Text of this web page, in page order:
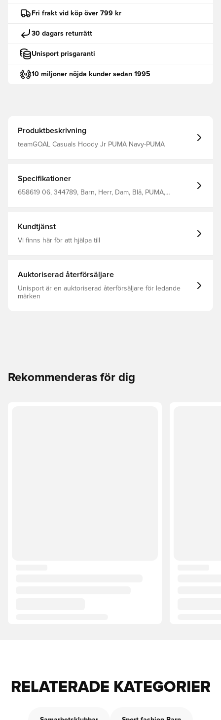
Fri frakt vid köp över 799 kr
30 dagars returrätt
Unisport prisgaranti
10 miljoner nöjda kunder sedan 1995
Produktbeskrivning
teamGOAL Casuals Hoody Jr PUMA Navy-PUMA
Specifikationer
658619 06, 344789, Barn, Herr, Dam, Blå, PUMA,
Kundtjänst
Vi finns här för att hjälpa till
Auktoriserad återförsäljare
Unisport är en auktoriserad återförsäljare för ledande
märken
Rekommenderas för dig
RELATERADE KATEGORIER